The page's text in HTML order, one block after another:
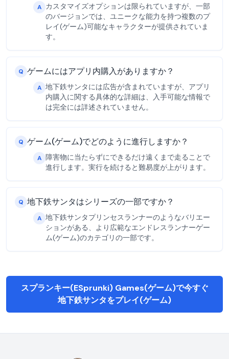
A カスタマイズオプションは限られていますが、一部
のバージョンでは、ユニークな能力を持つ複数のプ
レイ(ゲーム)可能なキャラクターが提供されていま
す。
Q ゲームにはアプリ内購入がありますか？
A 地下鉄サンタには広告が含まれていますが、アプリ
内購入に関する具体的な詳細は、入手可能な情報で
は完全には詳述されていません。
Q ゲーム(ゲーム)でどのように進行しますか？
A 障害物に当たらずにできるだけ遠くまで走ることで
進行します。実行を続けると難易度が上がります。
Q 地下鉄サンタはシリーズの一部ですか？
A 地下鉄サンタプリンセスランナーのようなバリエー
ションがある、より広範なエンドレスランナーゲー
ム(ゲーム)のカテゴリの一部です。
スプランキー(ESprunki) Games(ゲーム)で今すぐ
地下鉄サンタをプレイ(ゲーム)